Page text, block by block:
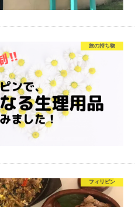
旅の持ち物
フィリピン